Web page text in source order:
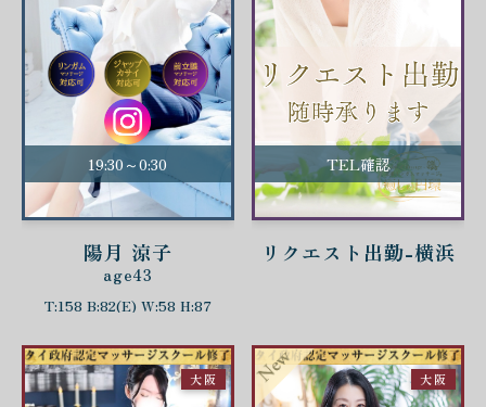
19:30～0:30
陽月 涼子
age43
T:158 B:82(E) W:58 H:87
TEL確認
リクエスト出勤-横浜
大阪 大阪